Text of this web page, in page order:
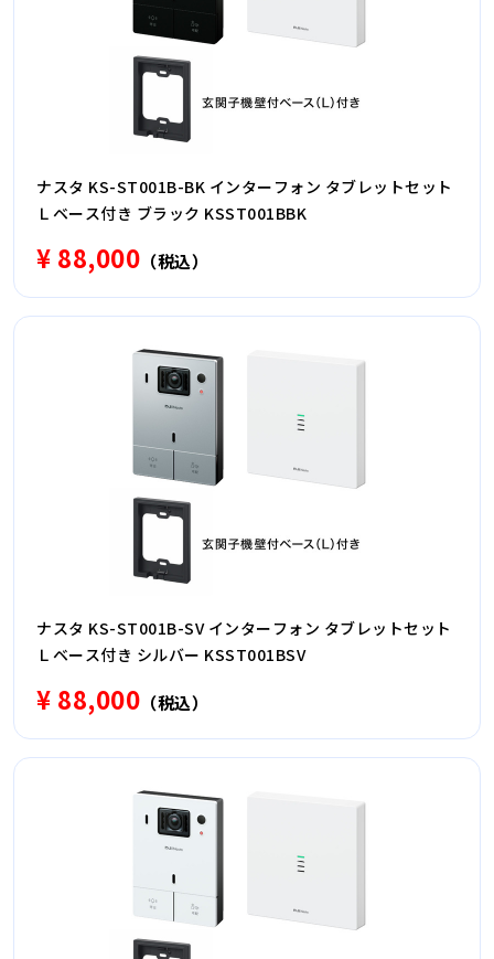
ナスタ KS-ST001B-BK インターフォン タブレットセット
Ｌベース付き ブラック KSST001BBK
¥ 88,000 （税込）
ナスタ KS-ST001B-SV インターフォン タブレットセット
Ｌベース付き シルバー KSST001BSV
¥ 88,000 （税込）